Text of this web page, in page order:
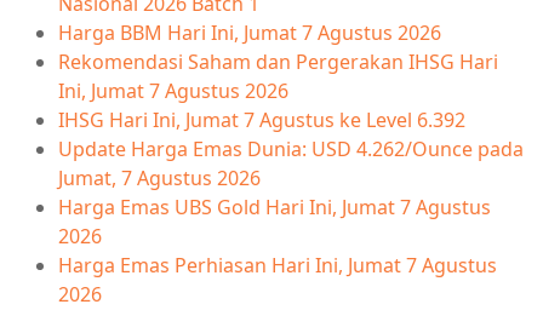
Harga BBM Hari Ini, Jumat 7 Agustus 2026
Rekomendasi Saham dan Pergerakan IHSG Hari
Ini, Jumat 7 Agustus 2026
IHSG Hari Ini, Jumat 7 Agustus ke Level 6.392
Update Harga Emas Dunia: USD 4.262/Ounce pada
Jumat, 7 Agustus 2026
Harga Emas UBS Gold Hari Ini, Jumat 7 Agustus
2026
Harga Emas Perhiasan Hari Ini, Jumat 7 Agustus
2026